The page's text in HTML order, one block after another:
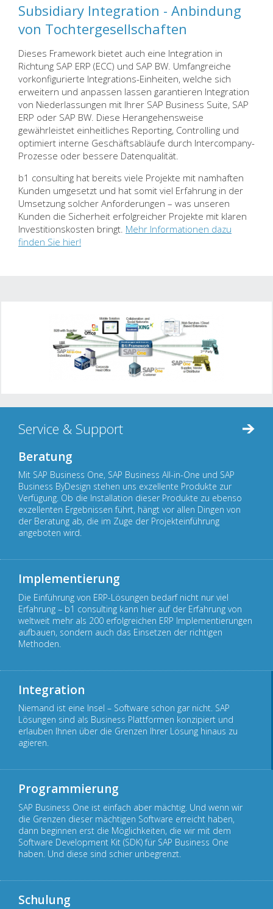
Service & Support
Beratung
Mit SAP Business One, SAP Business All-in-One und SAP
Business ByDesign stehen uns exzellente Produkte zur
Verfügung. Ob die Installation dieser Produkte zu ebenso
exzellenten Ergebnissen führt, hängt vor allen Dingen von
der Beratung ab, die im Zuge der Projekteinführung
angeboten wird.
Implementierung
Die Einführung von ERP-Lösungen bedarf nicht nur viel
Erfahrung – b1 consulting kann hier auf der Erfahrung von
weltweit mehr als 200 erfolgreichen ERP Implementierungen
aufbauen, sondern auch das Einsetzen der richtigen
Methoden.
Integration
Niemand ist eine Insel – Software schon gar nicht. SAP
Lösungen sind als Business Plattformen konzipiert und
erlauben Ihnen über die Grenzen Ihrer Lösung hinaus zu
agieren.
Programmierung
SAP Business One ist einfach aber mächtig. Und wenn wir
die Grenzen dieser mächtigen Software erreicht haben,
dann beginnen erst die Möglichkeiten, die wir mit dem
Software Development Kit (SDK) für SAP Business One
haben. Und diese sind schier unbegrenzt.
Schulung
Subsidiary Integration - Anbindung
von Tochtergesellschaften
Dieses Framework bietet auch eine Integration in
Richtung SAP ERP (ECC) und SAP BW. Umfangreiche
vorkonfigurierte Integrations-Einheiten, welche sich
erweitern und anpassen lassen garantieren Integration
von Niederlassungen mit Ihrer SAP Business Suite, SAP
ERP oder SAP BW. Diese Herangehensweise
gewährleistet einheitliches Reporting, Controlling und
optimiert interne Geschäftsabläufe durch Intercompany-
Prozesse oder bessere Datenqualität.
b1 consulting hat bereits viele Projekte mit namhaften
Kunden umgesetzt und hat somit viel Erfahrung in der
Umsetzung solcher Anforderungen – was unseren
Kunden die Sicherheit erfolgreicher Projekte mit klaren
Investitionskosten bringt. Mehr Informationen dazu
finden Sie hier!